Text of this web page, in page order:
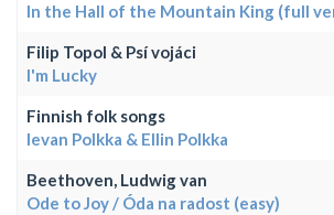
In the Hall of the Mountain King (full
Filip Topol & Psí vojáci
I'm Lucky
Finnish folk songs
Ievan Polkka & Ellin Polkka
Beethoven, Ludwig van
Ode to Joy / Óda na radost (easy)